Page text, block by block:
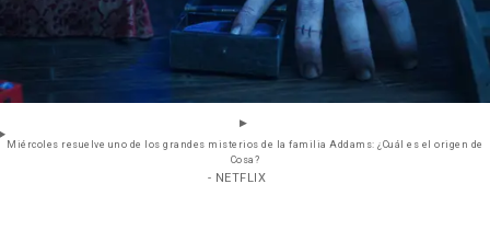
Miércoles resuelve uno de los grandes misterios de la familia Addams: ¿Cuál es el origen de
Cosa?
- NETFLIX